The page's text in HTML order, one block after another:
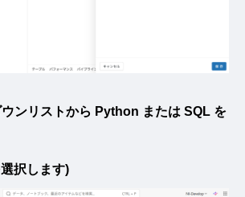
ンリストから Python または SQL を
択します)